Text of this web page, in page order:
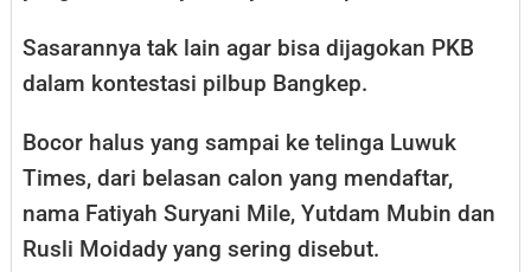
Sasarannya tak lain agar bisa dijagokan PKB
dalam kontestasi pilbup Bangkep.
Bocor halus yang sampai ke telinga Luwuk
Times, dari belasan calon yang mendaftar,
nama Fatiyah Suryani Mile, Yutdam Mubin dan
Rusli Moidady yang sering disebut.